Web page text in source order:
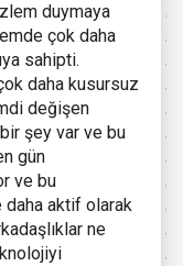
duymaya
çok daha
sahipti.
daha kusursuz
değişen
şey var ve bu
gün
ve bu
aktif olarak
ne